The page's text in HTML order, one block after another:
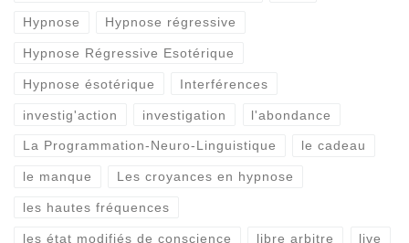
Hypnose Hypnose régressive
Hypnose Régressive Esotérique
Hypnose ésotérique Interférences
investig'action investigation l'abondance
La Programmation-Neuro-Linguistique le cadeau
le manque Les croyances en hypnose
les hautes fréquences
les état modifiés de conscience libre arbitre live